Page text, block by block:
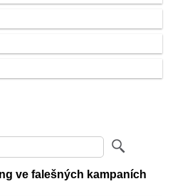
ve falešných kampaních